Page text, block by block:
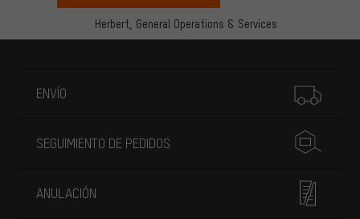
Herbert, General Operations & Services
ENVÍO
SEGUIMIENTO DE PEDIDOS
ANULACIÓN